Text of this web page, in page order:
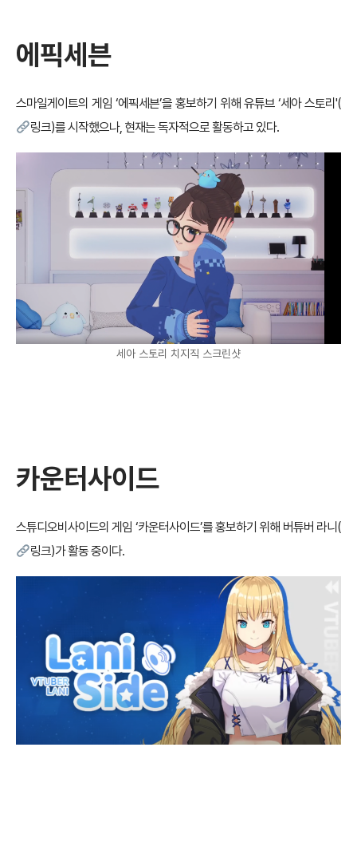
에픽세븐
스마일게이트의 게임 ‘에픽세븐’을 홍보하기 위해 유튜브 ‘세아 스토리'(
링크)를 시작했으나, 현재는 독자적으로 활동하고 있다.
세아 스토리 치지직 스크린샷
카운터사이드
스튜디오비사이드의 게임 ‘카운터사이드’를 홍보하기 위해 버튜버 라니(
링크)가 활동 중이다.